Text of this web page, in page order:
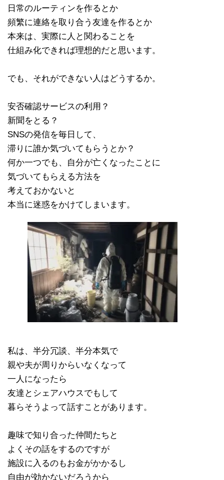
日常のルーティンを作るとか
頻繁に連絡を取り合う友達を作るとか
本来は、実際に人と関わることを
仕組み化できれば理想的だと思います。
でも、それができない人はどうするか。
安否確認サービスの利用？
新聞をとる？
SNSの発信を毎日して、
滞りに誰か気づいてもらうとか？
何か一つでも、自分が亡くなったことに
気づいてもらえる方法を
考えておかないと
本当に迷惑をかけてしまいます。
私は、半分冗談、半分本気で
親や夫が周りからいなくなって
一人になったら
友達とシェアハウスでもして
暮らそうよって話すことがあります。
趣味で知り合った仲間たちと
よくその話をするのですが
施設に入るのもお金がかかるし
自由が効かないだろうから